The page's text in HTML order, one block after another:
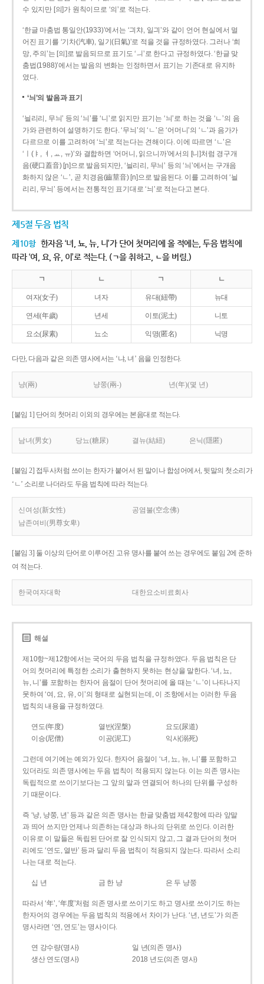
수 있지만 [의]가 원칙이므로 ‘의’로 적는다.
‘한글 마춤법 통일안(1933)’에서는 ‘긔챠, 일긔’와 같이 언어 현실에서 멀
어진 표기를 ‘기차(汽車), 일기(日氣)’로 적을 것을 규정하였다. 그러나 ‘희
망, 주의’는 [의]로 발음되므로 표기도 ‘ㅢ’로 한다고 규정하였다. ‘한글 맞
춤법(1988)’에서는 발음의 변화는 인정하면서 표기는 기존대로 유지하
였다.
‘늬’의 발음과 표기
‘늴리리, 무늬’ 등의 ‘늬’를 ‘니’로 읽지만 표기는 ‘늬’로 하는 것을 ‘ㄴ’의 음
가와 관련하여 설명하기도 한다. ‘무늬’의 ‘ㄴ’은 ‘어머니’의 ‘ㄴ’과 음가가
다르므로 이를 고려하여 ‘늬’로 적는다는 견해이다. 이에 따르면 ‘ㄴ’은
‘ㅣ(ㅑ, ㅕ, ㅛ, ㅠ)’와 결합하면 ‘어머니, 읽으니까’에서의 [니]처럼 경구개
음(硬口蓋音) [ɲ]으로 발음되지만, ‘늴리리, 무늬’ 등의 ‘늬’에서는 구개음
화하지 않은 ‘ㄴ’, 곧 치경음(齒莖音) [n]으로 발음된다. 이를 고려하여 ‘늴
리리, 무늬’ 등에서는 전통적인 표기대로 ‘늬’로 적는다고 본다.
제5절 두음 법칙
제10항 한자음 ‘녀, 뇨, 뉴, 니’가 단어 첫머리에 올 적에는, 두음 법칙에
따라 ‘여, 요, 유, 이’로 적는다. (ㄱ을 취하고, ㄴ을 버림.)
ㄱ ㄴ ㄱ ㄴ
여자(女子) 녀자 유대(紐帶) 뉴대
연세(年歲) 년세 이토(泥土) 니토
요소(尿素) 뇨소 익명(匿名) 닉명
다만, 다음과 같은 의존 명사에서는 ‘냐, 녀’ 음을 인정한다.
냥(兩) 냥쭝(兩-) 년(年)(몇 년)
[붙임 1] 단어의 첫머리 이외의 경우에는 본음대로 적는다.
남녀(男女) 당뇨(糖尿) 결뉴(結紐) 은닉(隱匿)
[붙임 2] 접두사처럼 쓰이는 한자가 붙어서 된 말이나 합성어에서, 뒷말의 첫소리가
‘ㄴ’ 소리로 나더라도 두음 법칙에 따라 적는다.
신여성(新女性)
공염불(空念佛)
남존여비(男尊女卑)
[붙임 3] 둘 이상의 단어로 이루어진 고유 명사를 붙여 쓰는 경우에도 붙임 2에 준하
여 적는다.
한국여자대학 대한요소비료회사
해설
제10항~제12항에서는 국어의 두음 법칙을 규정하였다. 두음 법칙은 단
어의 첫머리에 특정한 소리가 출현하지 못하는 현상을 말한다. ‘녀, 뇨,
뉴, 니’를 포함하는 한자어 음절이 단어 첫머리에 올 때는 ‘ㄴ’이 나타나지
못하여 ‘여, 요, 유, 이’의 형태로 실현되는데, 이 조항에서는 이러한 두음
법칙의 내용을 규정하였다.
연도(年度) 열반(涅槃)
요도(尿道)
이승(尼僧)
이공(泥工) 익사(溺死)
그런데 여기에는 예외가 있다. 한자어 음절이 ‘녀, 뇨, 뉴, 니’를 포함하고
있더라도 의존 명사에는 두음 법칙이 적용되지 않는다. 이는 의존 명사는
독립적으로 쓰이기보다는 그 앞의 말과 연결되어 하나의 단위를 구성하
기 때문이다.
즉 ‘냥, 냥쭝, 년’ 등과 같은 의존 명사는 한글 맞춤법 제42항에 따라 앞말
과 띄어 쓰지만 언제나 의존하는 대상과 하나의 단위로 쓰인다. 이러한
이유로 이 말들은 독립된 단어로 잘 인식되지 않고, 그 결과 단어의 첫머
리에도 ‘연도, 열반’ 등과 달리 두음 법칙이 적용되지 않는다. 따라서 소리
나는 대로 적는다.
십 년 금 한 냥 은 두 냥쭝
따라서 ‘年’, ‘年度’처럼 의존 명사로 쓰이기도 하고 명사로 쓰이기도 하는
한자어의 경우에는 두음 법칙의 적용에서 차이가 난다. ‘년, 년도’가 의존
명사라면 ‘연, 연도’는 명사이다.
연 강수량(명사)
일 년(의존 명사)
생산 연도(명사)
2018 년도(의존 명사)